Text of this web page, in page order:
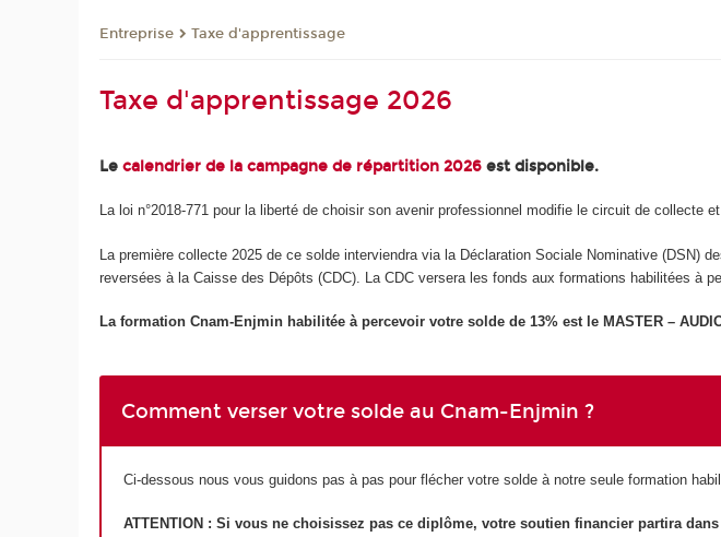
Entreprise Taxe d'apprentissage
Taxe d'apprentissage 2026
Lecalendrier de la campagne de répartition 2026 est disponible.
La loi n°2018-771 pour la liberté de choisir son avenir professionnel modifie le circuit de collecte
La première collecte 2025 de ce solde interviendra via la Déclaration Sociale Nominative
reversées à la Caisse des Dépôts (CDC). La CDC versera les fonds aux formations habilitées à
La formation Cnam-Enjmin habilitée à percevoir votre solde de 13% est le MASTER –
Comment verser votre solde au Cnam-Enjmin ?
Ci-dessous nous vous guidons pas à pas pour flécher votre solde à notre seule formation
ATTENTION : Si vous ne choisissez pas ce diplôme, votre soutien financier partira